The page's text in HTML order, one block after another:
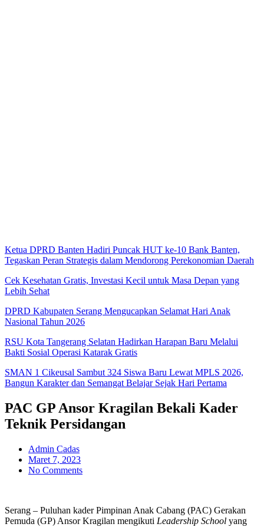
Ketua DPRD Banten Hadiri Puncak HUT ke-10 Bank Banten,
Tegaskan Peran Strategis dalam Mendorong Perekonomian Daerah
Cek Kesehatan Gratis, Investasi Kecil untuk Masa Depan yang
Lebih Sehat
DPRD Kabupaten Serang Mengucapkan Selamat Hari Anak
Nasional Tahun 2026
RSU Kota Tangerang Selatan Hadirkan Harapan Baru Melalui
Bakti Sosial Operasi Katarak Gratis
SMAN 1 Cikeusal Sambut 324 Siswa Baru Lewat MPLS 2026,
Bangun Karakter dan Semangat Belajar Sejak Hari Pertama
PAC GP Ansor Kragilan Bekali Kader
Teknik Persidangan
Admin Cadas
Maret 7, 2023
No Comments
Serang – Puluhan kader Pimpinan Anak Cabang (PAC) Gerakan
Pemuda (GP) Ansor Kragilan mengikuti Leadership School yang